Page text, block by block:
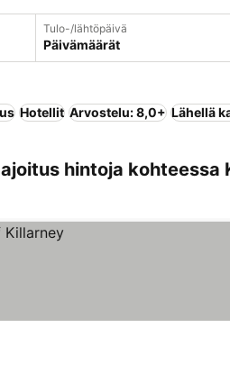
Tulo-/lähtöpäivä
Päivämäärät
Hotellit Arvostelu: 8,0+ Lähellä
hintoja kohteessa